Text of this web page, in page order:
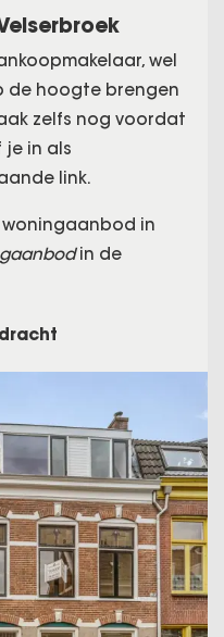
wel
de hoogte brengen
zelfs nog voordat
in als
link.
woningaanbod in
in de